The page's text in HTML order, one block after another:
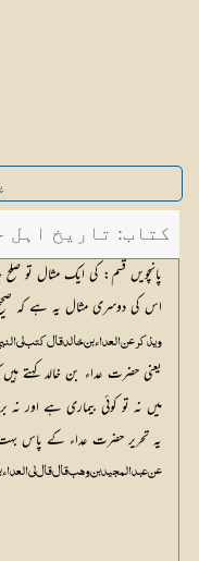
کتاب: تاریخ اہل
پانچویں قسم: کی ایک مثال تو
اس کی دوسری مثال یہ ہے کہ
ویذکر عن العداء بن خالد قال کتب لی
یعنی حضرت عداء بن خالد کہتے
میں نہ تو کوئی بیماری ہے اور
یہ تحریر حضرت عداء کے پاس
عن عبدالمجید بن وھب قال قال لی العداء